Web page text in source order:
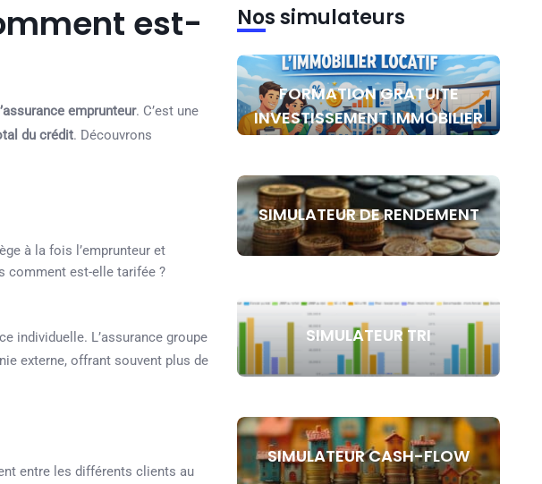
est-
emprunteur. C’est une
du crédit. Découvrons
à la fois l’emprunteur et
comment est-elle tarifée ?
individuelle. L’assurance groupe
externe, offrant souvent plus de
entre les différents clients au
Nos simulateurs
FORMATION GRATUITE
INVESTISSEMENT IMMOBILIER
SIMULATEUR DE RENDEMENT
SIMULATEUR TRI
SIMULATEUR CASH-FLOW